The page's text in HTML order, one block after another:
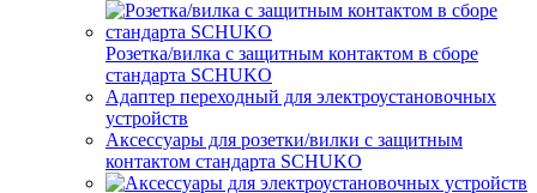
Розетка/вилка с защитным контактом в сборе
стандарта SCHUKO
Адаптер переходный для электроустановочных
устройств
Аксессуары для розетки/вилки с защитным
контактом стандарта SCHUKO